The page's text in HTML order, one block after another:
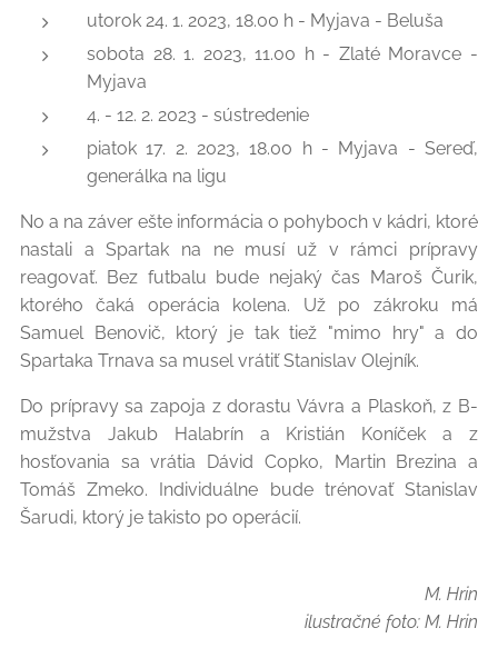
utorok 24. 1. 2023, 18.00 h - Myjava - Beluša
sobota 28. 1. 2023, 11.00 h - Zlaté Moravce -
Myjava
4. - 12. 2. 2023 - sústredenie
piatok 17. 2. 2023, 18.00 h - Myjava - Sereď,
generálka na ligu
No a na záver ešte informácia o pohyboch v kádri, ktoré
nastali a Spartak na ne musí už v rámci prípravy
reagovať. Bez futbalu bude nejaký čas Maroš Čurik,
ktorého čaká operácia kolena. Už po zákroku má
Samuel Benovič, ktorý je tak tiež "mimo hry" a do
Spartaka Trnava sa musel vrátiť Stanislav Olejník.
Do prípravy sa zapoja z dorastu Vávra a Plaskoň, z B-
mužstva Jakub Halabrín a Kristián Koníček a z
hosťovania sa vrátia Dávid Copko, Martin Brezina a
Tomáš Zmeko. Individuálne bude trénovať Stanislav
Šarudi, ktorý je takisto po operácií.
M. Hrin
ilustračné foto: M. Hrin